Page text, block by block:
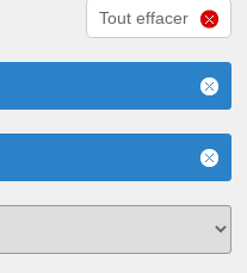
Tout effacer